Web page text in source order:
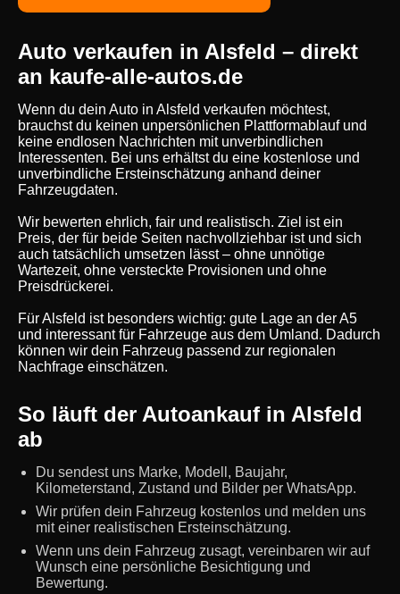
Auto verkaufen in Alsfeld – direkt
an kaufe-alle-autos.de
Wenn du dein Auto in Alsfeld verkaufen möchtest,
brauchst du keinen unpersönlichen Plattformablauf und
keine endlosen Nachrichten mit unverbindlichen
Interessenten. Bei uns erhältst du eine kostenlose und
unverbindliche Ersteinschätzung anhand deiner
Fahrzeugdaten.
Wir bewerten ehrlich, fair und realistisch. Ziel ist ein
Preis, der für beide Seiten nachvollziehbar ist und sich
auch tatsächlich umsetzen lässt – ohne unnötige
Wartezeit, ohne versteckte Provisionen und ohne
Preisdrückerei.
Für Alsfeld ist besonders wichtig: gute Lage an der A5
und interessant für Fahrzeuge aus dem Umland. Dadurch
können wir dein Fahrzeug passend zur regionalen
Nachfrage einschätzen.
So läuft der Autoankauf in Alsfeld
ab
Du sendest uns Marke, Modell, Baujahr,
Kilometerstand, Zustand und Bilder per WhatsApp.
Wir prüfen dein Fahrzeug kostenlos und melden uns
mit einer realistischen Ersteinschätzung.
Wenn uns dein Fahrzeug zusagt, vereinbaren wir auf
Wunsch eine persönliche Besichtigung und
Bewertung.